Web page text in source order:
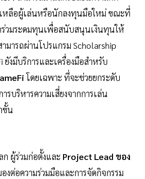
หลือผู้เล่นหรือนักลงทุนมือใหม่ ขณะที่
วมระดมทุนเพื่อสนับสนุนเงินทุนให้
มารถผ่านโปรแกรม Scholarship
งมีบริการและเครื่องมือสำหรับ
โดยเฉพาะ ที่จะช่วยยกระดับ
บริหารความเสี่ยงจากการเล่น
ขั้น
ผู้ร่วมก่อตั้งและ Project Lead ของ
งต่อความร่วมมือและการจัดกิจกรรม